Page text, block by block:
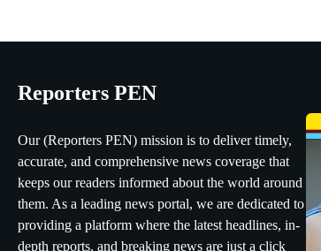
Reporters PEN
Our (Reporters PEN) mission is to deliver timely,
accurate, and comprehensive news coverage that
keeps our readers informed about the world around
them. As a leading news portal, we are dedicated to
providing a platform where the latest headlines, in-
depth reports, and breaking news are just a click